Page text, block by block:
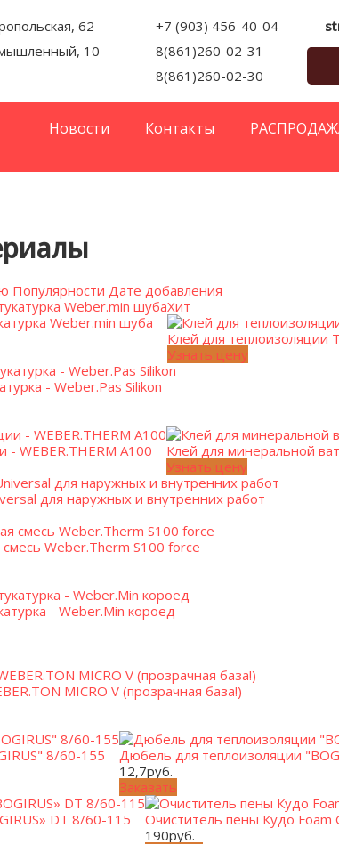
62
10
+7 (903) 456-40-04
8(861)260-02-31
8(861)260-02-30
Новости Контакты
Популярности Дате добавления
Weber.min шуба
Хит
Клей для теплоизоляции
Узнать цену
- Weber.Pas Silikon
WEBER.THERM A100
Клей для минеральной
Узнать цену
для наружных и внутренних работ
Weber.Therm S100 force
- Weber.Min короед
MICRO V (прозрачная база!)
8/60-155
Дюбель для теплоизоляции
12,7руб.
Заказать
DT 8/60-115
Очиститель пены Кудо Foam
190руб.